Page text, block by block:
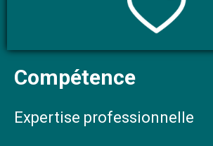
Compétence
Expertise professionnelle